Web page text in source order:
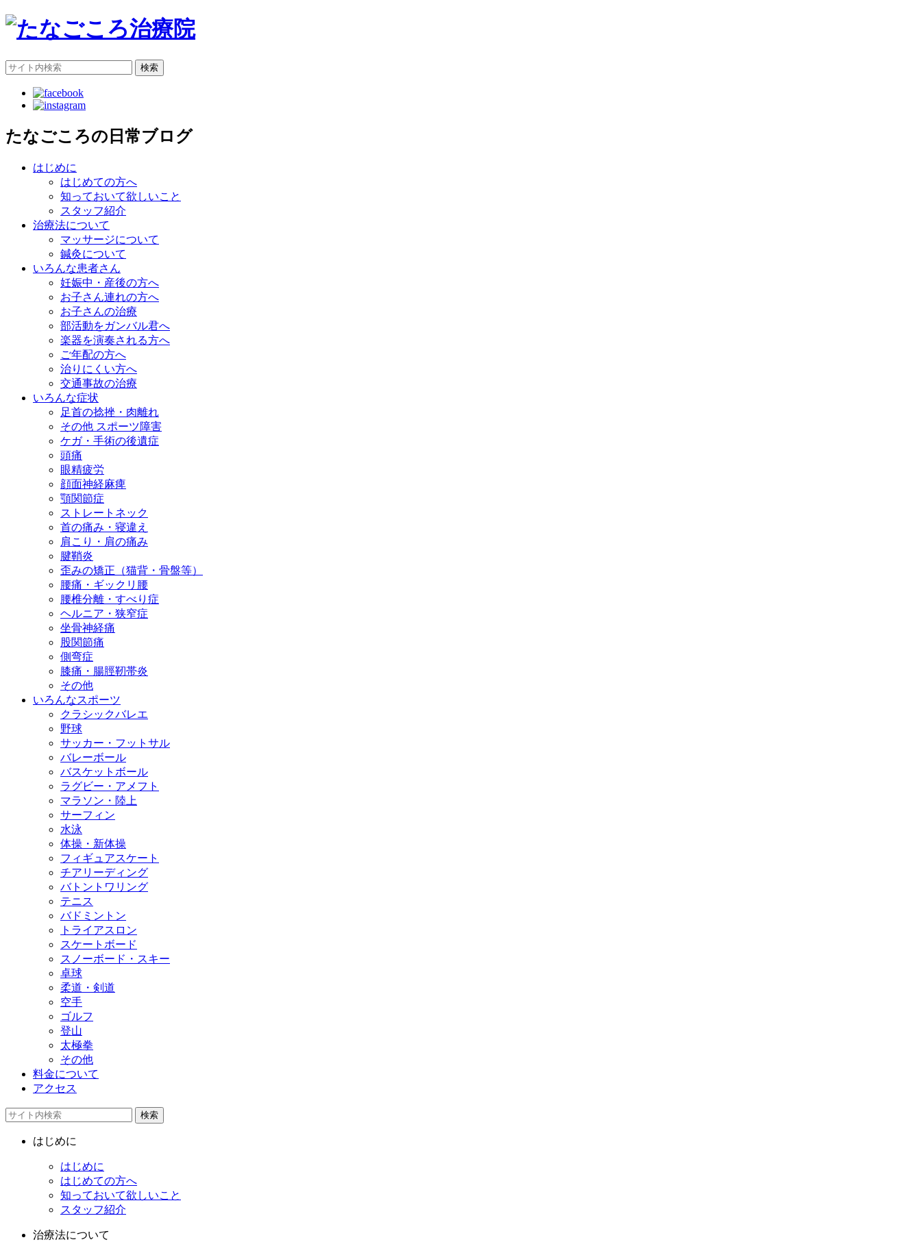
検索
たなごころの日常ブログ
はじめに
はじめての方へ
知っておいて欲しいこと
スタッフ紹介
治療法について
マッサージについて
鍼灸について
いろんな患者さん
妊娠中・産後の方へ
お子さん連れの方へ
お子さんの治療
部活動をガンバル君へ
楽器を演奏される方へ
ご年配の方へ
治りにくい方へ
交通事故の治療
いろんな症状
足首の捻挫・肉離れ
その他 スポーツ障害
ケガ・手術の後遺症
頭痛
眼精疲労
顔面神経麻痺
顎関節症
ストレートネック
首の痛み・寝違え
肩こり・肩の痛み
腱鞘炎
歪みの矯正（猫背・骨盤等）
腰痛・ギックリ腰
腰椎分離・すべり症
ヘルニア・狭窄症
坐骨神経痛
股関節痛
側弯症
膝痛・腸脛靭帯炎
その他
いろんなスポーツ
クラシックバレエ
野球
サッカー・フットサル
バレーボール
バスケットボール
ラグビー・アメフト
マラソン・陸上
サーフィン
水泳
体操・新体操
フィギュアスケート
チアリーディング
バトントワリング
テニス
バドミントン
トライアスロン
スケートボード
スノーボード・スキー
卓球
柔道・剣道
空手
ゴルフ
登山
太極拳
その他
料金について
アクセス
検索
はじめに
はじめに
はじめての方へ
知っておいて欲しいこと
スタッフ紹介
治療法について